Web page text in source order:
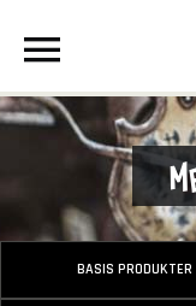
BASIS PRODUKTER